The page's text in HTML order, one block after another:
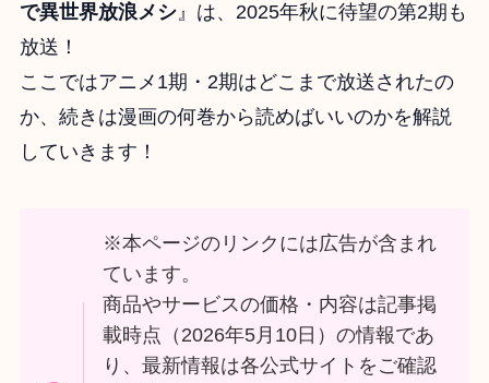
で異世界放浪メシ』は、2025年秋に待望の第2期も
放送！
ここではアニメ1期・2期はどこまで放送されたの
か、続きは漫画の何巻から読めばいいのかを解説
していきます！
※本ページのリンクには広告が含まれ
ています。
商品やサービスの価格・内容は記事掲
載時点（2026年5月10日）の情報であ
り、最新情報は各公式サイトをご確認